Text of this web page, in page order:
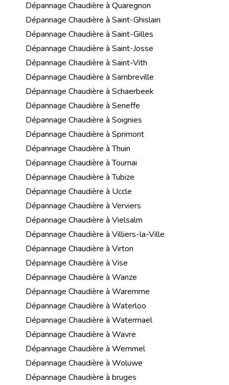
Dépannage Chaudière à Quaregnon
Dépannage Chaudière à Saint-Ghislain
Dépannage Chaudière à Saint-Gilles
Dépannage Chaudière à Saint-Josse
Dépannage Chaudière à Saint-Vith
Dépannage Chaudière à Sambreville
Dépannage Chaudière à Schaerbeek
Dépannage Chaudière à Seneffe
Dépannage Chaudière à Soignies
Dépannage Chaudière à Sprimont
Dépannage Chaudière à Thuin
Dépannage Chaudière à Tournai
Dépannage Chaudière à Tubize
Dépannage Chaudière à Uccle
Dépannage Chaudière à Verviers
Dépannage Chaudière à Vielsalm
Dépannage Chaudière à Villiers-la-Ville
Dépannage Chaudière à Virton
Dépannage Chaudière à Vise
Dépannage Chaudière à Wanze
Dépannage Chaudière à Waremme
Dépannage Chaudière à Waterloo
Dépannage Chaudière à Watermael
Dépannage Chaudière à Wavre
Dépannage Chaudière à Wemmel
Dépannage Chaudière à Woluwe
Dépannage Chaudière à bruges